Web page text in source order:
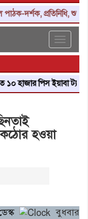
প্রতিনিধি,
Toggle
হাজার পিস ইয়াবা ট্যাবলেট
হওয়া
বুধবার